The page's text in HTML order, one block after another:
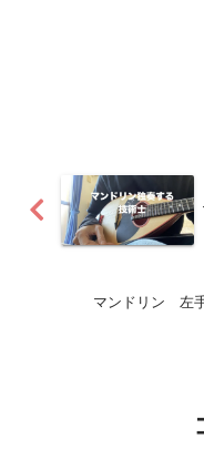
マンドリン 左